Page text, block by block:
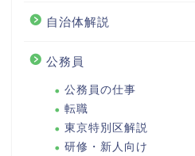
自治体解説
公務員
公務員の仕事
転職
東京特別区解説
研修・新人向け